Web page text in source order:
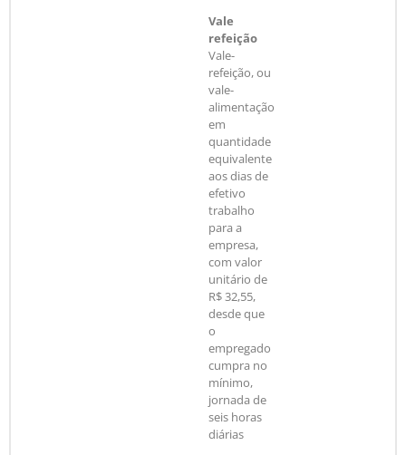
Vale
refeição
Vale-
refeição, ou
vale-
alimentação
em
quantidade
equivalente
aos dias de
efetivo
trabalho
para a
empresa,
com valor
unitário de
R$ 32,55,
desde que
o
empregado
cumpra no
mínimo,
jornada de
seis horas
diárias